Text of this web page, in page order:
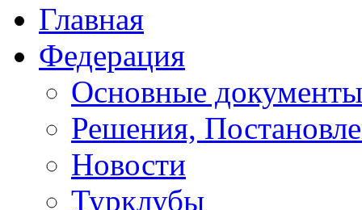
Главная
Федерация
Основные документы
Решения,
Новости
Турклубы